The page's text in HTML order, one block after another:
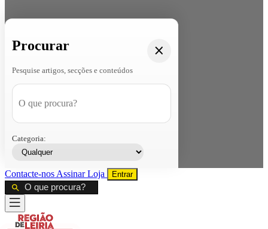
Procurar
Pesquise artigos, secções e conteúdos
Categoria:
Contacte-nos AssinarLoja Entrar